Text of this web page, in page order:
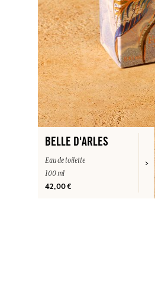
BELLE D'ARLES
Eau de toilette
100 ml
42,00 €